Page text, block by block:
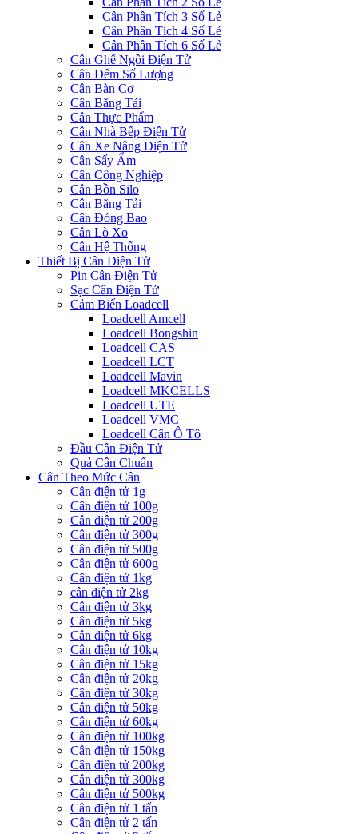
Cân Phân Tích 3 Số Lẻ
Cân Phân Tích 4 Số Lẻ
Cân Phân Tích 6 Số Lẻ
Cân Ghế Ngồi Điện Tử
Cân Đếm Số Lượng
Cân Bàn Cơ
Cân Băng Tải
Cân Thực Phẩm
Cân Nhà Bếp Điện Tử
Cân Xe Nâng Điện Tử
Cân Sấy Ẩm
Cân Công Nghiệp
Cân Bồn Silo
Cân Băng Tải
Cân Đóng Bao
Cân Lò Xo
Cân Hệ Thống
Thiết Bị Cân Điện Tử
Pin Cân Điện Tử
Sạc Cân Điện Tử
Cảm Biến Loadcell
Loadcell Amcell
Loadcell Bongshin
Loadcell CAS
Loadcell LCT
Loadcell Mavin
Loadcell MKCELLS
Loadcell UTE
Loadcell VMC
Loadcell Cân Ô Tô
Đầu Cân Điện Tử
Quả Cân Chuẩn
Cân Theo Mức Cân
Cân điện tử 1g
Cân điện tử 100g
Cân điện tử 200g
Cân điện tử 300g
Cân điện tử 500g
Cân điện tử 600g
Cân điện tử 1kg
cân điện tử 2kg
Cân điện tử 3kg
Cân điện tử 5kg
Cân điện tử 6kg
Cân điện tử 10kg
Cân điện tử 15kg
Cân điện tử 20kg
Cân điện tử 30kg
Cân điện tử 50kg
Cân điện tử 60kg
Cân điện tử 100kg
Cân điện tử 150kg
Cân điện tử 200kg
Cân điện tử 300kg
Cân điện tử 500kg
Cân điện tử 1 tấn
Cân điện tử 2 tấn